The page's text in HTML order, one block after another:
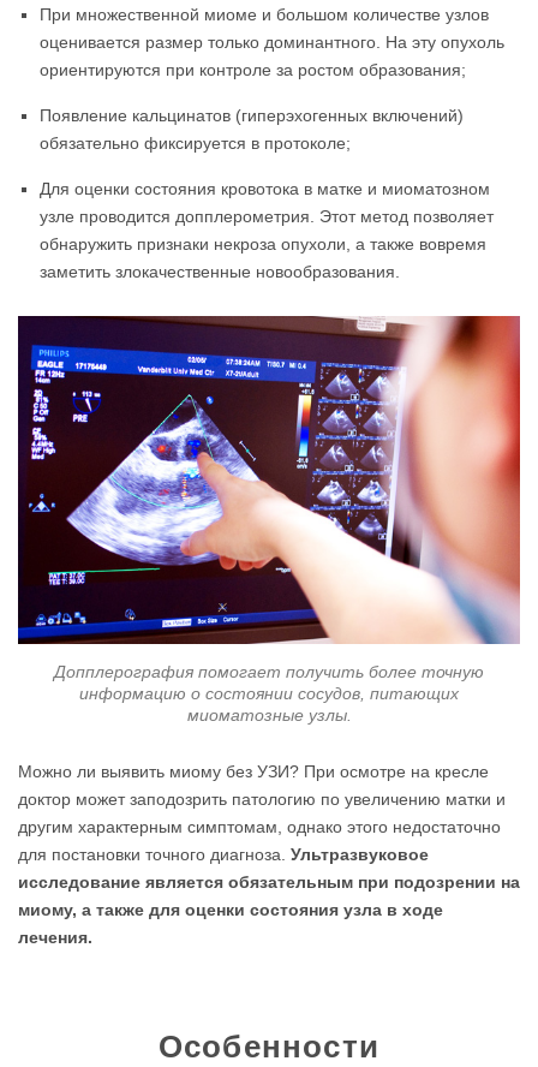
При множественной миоме и большом количестве узлов
оценивается размер только доминантного. На эту опухоль
ориентируются при контроле за ростом образования;
Появление кальцинатов (гиперэхогенных включений)
обязательно фиксируется в протоколе;
Для оценки состояния кровотока в матке и миоматозном
узле проводится допплерометрия. Этот метод позволяет
обнаружить признаки некроза опухоли, а также вовремя
заметить злокачественные новообразования.
Допплерография помогает получить более точную
информацию о состоянии сосудов, питающих
миоматозные узлы.
Можно ли выявить миому без УЗИ? При осмотре на кресле
доктор может заподозрить патологию по увеличению матки и
другим характерным симптомам, однако этого недостаточно
для постановки точного диагноза. Ультразвуковое
исследование является обязательным при подозрении на
миому, а также для оценки состояния узла в ходе
лечения.
Особенности